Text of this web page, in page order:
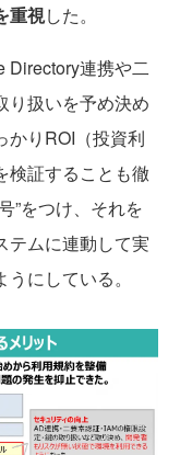
重視した。
連携や二
り扱いを予め決め
かりROI（投資利
検証することも徹
”をつけ、それを
テムに連動して実
にしている。